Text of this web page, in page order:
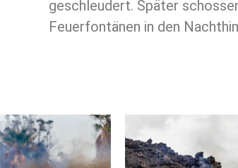
geschleudert. Später
Feuerfontänen in den